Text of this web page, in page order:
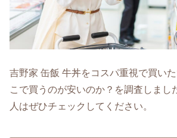
吉野家 缶飯 牛丼をコスパ重視で買い
こで買うのが安いのか？を調査しまし
人はぜひチェックしてください。